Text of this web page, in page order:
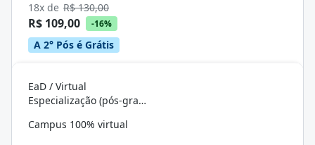
18x de R$ 130,00
R$ 109,00 -16%
A 2° Pós é Grátis
EaD / Virtual
Especialização (pós-graduação)
Campus 100% virtual